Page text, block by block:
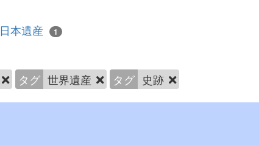
日本遺産 1
タグ 世界遺産 タグ 史跡